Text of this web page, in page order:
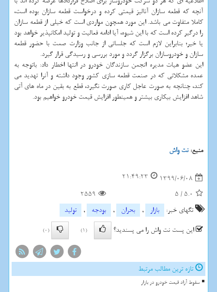
آنچه که قطعه سازان آنالیز قیمتی کرده و درخواست قطعه سازان بوده است،
کاملا متفاوت می باشد. این مورد همچون مواردی است که خیلی از قطعه سازان
را درگیر کرده است که با این شیوه، آیا ادامه فعالیت و تولید امکانپذیر خواهد بود
یا خیر؛ بنابراین لازم است که جلساتی از جانب وزارت صمت با حضور قطعه
سازان و خودروسازان برگزار گردد و مورد بررسی و رسیدگی قرار گیرد.
این عضو هیات مدیره انجمن سازندگان خودرو در انتها اخطار داد: باتوجه به
عمده مشکلاتی که در صنعت قطعه سازی کشور وجود داشته و آنرا تهدید می
کند، چنانچه به صورت عاجل کاری صورت نگیرد، قطع به بقین در ماه های آتی
شاهد افزایش بیکاری بیشتر و همینطور افزایش قیمت خودرو خواهیم بود.
منبع:نت واش
1399/06/08
21:49:23
5.0
/
5
2559
تگهای خبر:
بازار , بحران , بودجه ,
تولید
این پست نت واش را می پسندید؟
(1)
(0)
تازه ترین مطالب مرتبط
سقوط آزاد قیمت خودرو در بازار